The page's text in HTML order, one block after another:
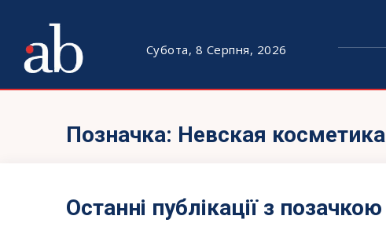
Субота, 8 Серпня, 2026
Позначка: Невская косметика
Останні публікації з позачкою